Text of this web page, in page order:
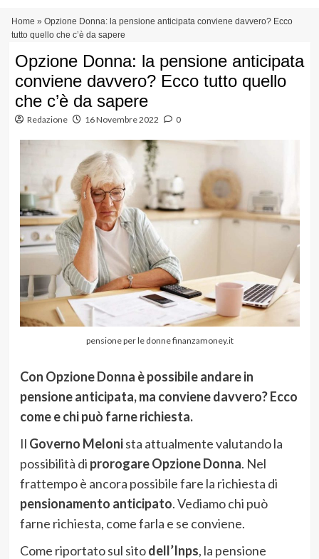
contenuto
principale
Home » Opzione Donna: la pensione anticipata conviene davvero? Ecco
tutto quello che c’è da sapere
Opzione Donna: la pensione anticipata
conviene davvero? Ecco tutto quello
che c’è da sapere
Redazione 16 Novembre 2022 0
pensione per le donne finanzamoney.it
Con Opzione Donna è possibile andare in
pensione anticipata, ma conviene davvero? Ecco
come e chi può farne richiesta.
Il Governo Melonista attualmente valutando la
possibilità di prorogare Opzione Donna. Nel
frattempo è ancora possibile fare la richiesta di
pensionamento anticipato. Vediamo chi può
farne richiesta, come farla e se conviene.
Come riportato sul sitodell’Inps, la pensione